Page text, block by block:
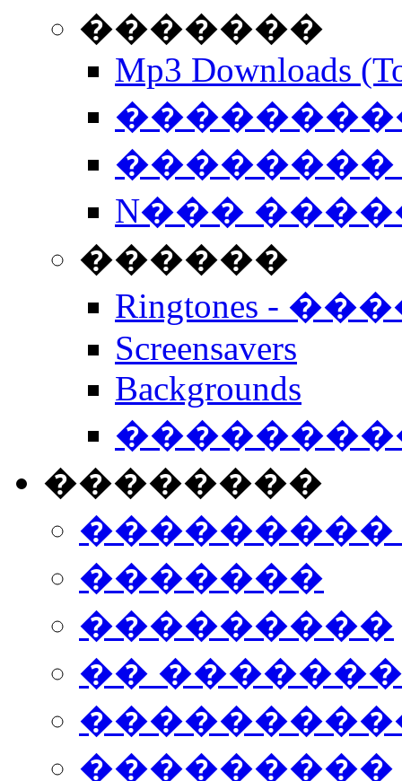
�������
Mp3 Downloads
��������
N���
������
Ringtones -
Screensavers
Backgrounds
��������
���������
�������
���������
��
���������